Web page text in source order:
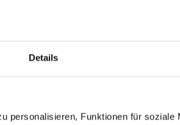
Details
personalisieren, Funktionen für soziale
alle, die nicht absteigen wollen.
sowie der 7er Trail sind den